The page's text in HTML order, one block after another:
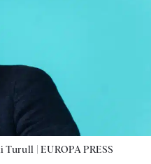
Turull |EUROPA PRESS